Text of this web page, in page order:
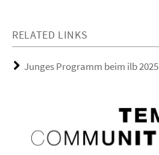
RELATED LINKS
Junges Programm beim ilb 2025